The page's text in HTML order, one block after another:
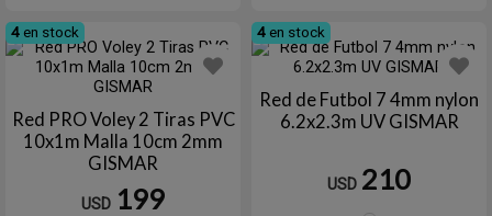
4 en stock
Red PRO Voley 2 Tiras PVC
10x1m Malla 10cm 2mm
GISMAR
USD 199
4 en stock
Red de Futbol 7 4mm nylon
6.2x2.3m UV GISMAR
USD 210